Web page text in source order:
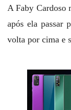
A Faby Cardoso
após ela passar
volta por cima e